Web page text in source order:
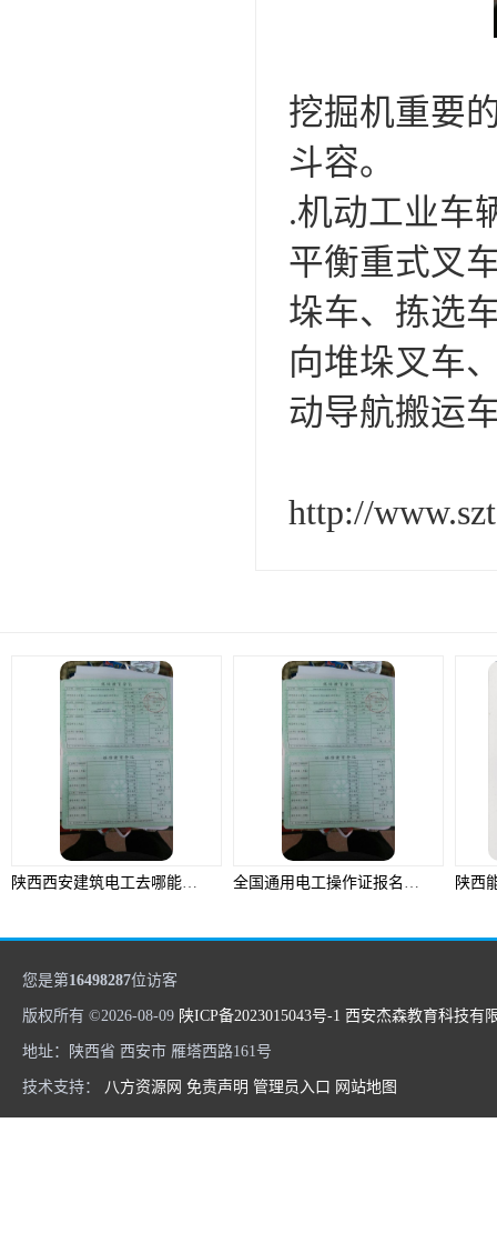
挖掘机重要
斗容。
.机动工业车
平衡重式叉
垛车、拣选
向堆垛叉车
动导航搬运
http://
陕西西安建筑电工去哪能报名，报名需要准备什么资料，建筑电工证出来后怎么查询需要准备什么资料 全国通用电工操作证报名考试培训，电工操作证报名后多久可以考试需要准备什么资料
您是第16498287位访客
版权所有 ©2026-08-09 陕ICP备2023015043号-1 西安杰森教育科技有
地址：陕西省 西安市 雁塔西路161号
技术支持： 八方资源网 免责声明 管理员入口 网站地图